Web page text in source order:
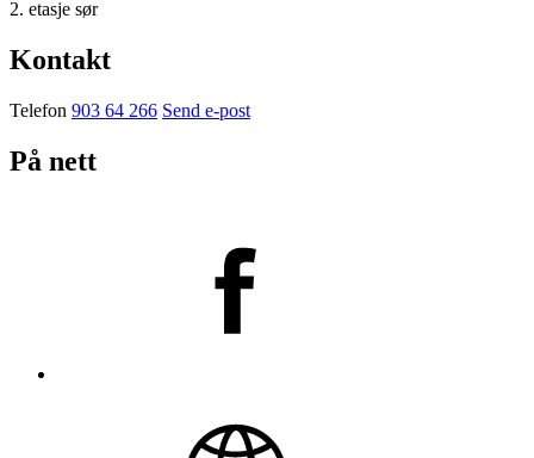
2. etasje sør
Kontakt
Telefon 903 64 266 Send e-post
På nett